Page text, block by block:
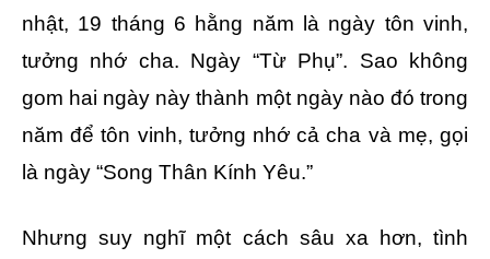
nhật, 19 tháng 6 hằng năm là ngày tôn vinh,
tưởng nhớ cha. Ngày “Từ Phụ”. Sao không
gom hai ngày này thành một ngày nào đó trong
năm để tôn vinh, tưởng nhớ cả cha và mẹ, gọi
là ngày “Song Thân Kính Yêu.”
Nhưng suy nghĩ một cách sâu xa hơn, tình